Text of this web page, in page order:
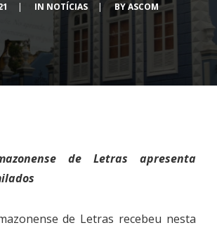
| IN NOTÍCIAS | BYASCOM
de Letras apresenta
de Letras recebeu nesta